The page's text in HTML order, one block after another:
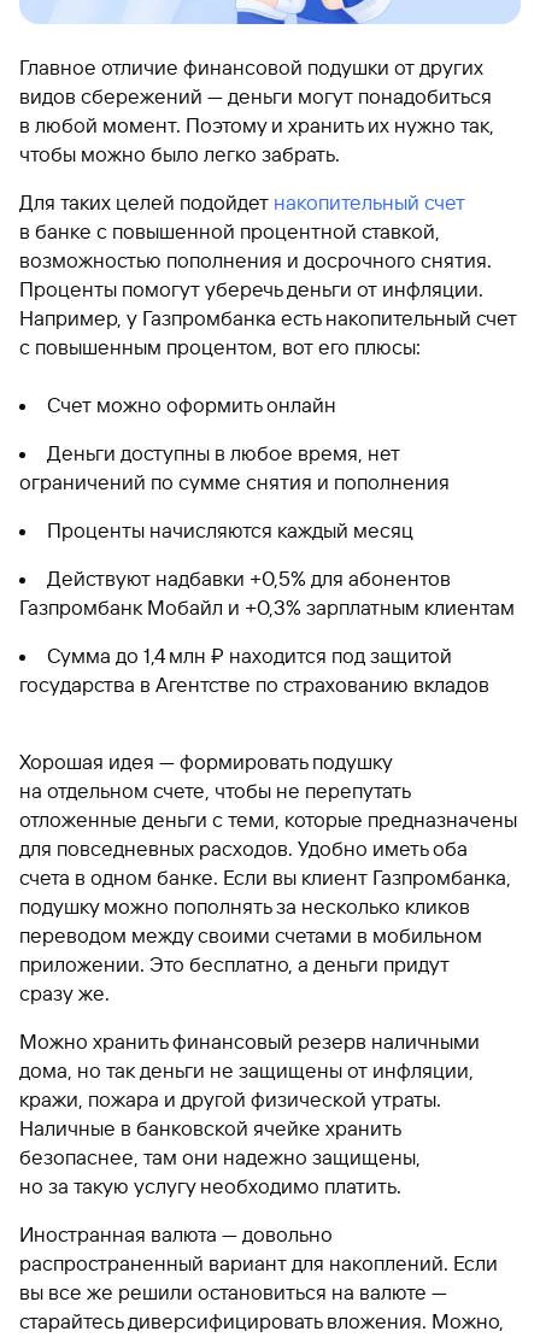
Главное отличие финансовой подушки от других
видов сбережений — деньги могут понадобиться
в любой момент. Поэтому и хранить их нужно так,
чтобы можно было легко забрать.
Для таких целей подойдет накопительный счет
в банке с повышенной процентной ставкой,
возможностью пополнения и досрочного снятия.
Проценты помогут уберечь деньги от инфляции.
Например, у Газпромбанка есть накопительный счет
с повышенным процентом, вот его плюсы:
Счет можно оформить онлайн
Деньги доступны в любое время, нет
ограничений по сумме снятия и пополнения
Проценты начисляются каждый месяц
Действуют надбавки +0,5% для абонентов
Газпромбанк Мобайл и +0,3% зарплатным клиентам
Сумма до 1,4 млн ₽ находится под защитой
государства в Агентстве по страхованию вкладов
Хорошая идея — формировать подушку
на отдельном счете, чтобы не перепутать
отложенные деньги с теми, которые предназначены
для повседневных расходов. Удобно иметь оба
счета в одном банке. Если вы клиент Газпромбанка,
подушку можно пополнять за несколько кликов
переводом между своими счетами в мобильном
приложении. Это бесплатно, а деньги придут
сразу же.
Можно хранить финансовый резерв наличными
дома, но так деньги не защищены от инфляции,
кражи, пожара и другой физической утраты.
Наличные в банковской ячейке хранить
безопаснее, там они надежно защищены,
но за такую услугу необходимо платить.
Иностранная валюта — довольно
распространенный вариант для накоплений. Если
вы все же решили остановиться на валюте —
старайтесь диверсифицировать вложения. Можно,